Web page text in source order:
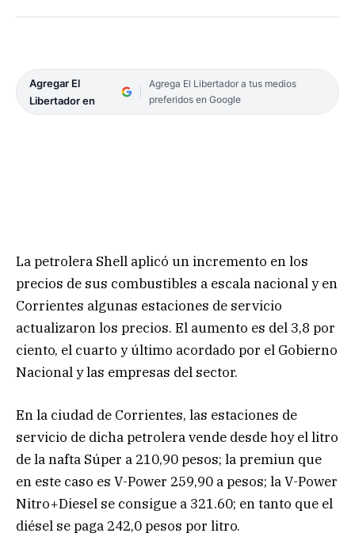
Agregar El
Libertador en
Agrega El Libertador a tus medios
preferidos en Google
La petrolera Shell aplicó un incremento en los
precios de sus combustibles a escala nacional y en
Corrientes algunas estaciones de servicio
actualizaron los precios. El aumento es del 3,8 por
ciento, el cuarto y último acordado por el Gobierno
Nacional y las empresas del sector.
En la ciudad de Corrientes, las estaciones de
servicio de dicha petrolera vende desde hoy el litro
de la nafta Súper a 210,90 pesos; la premiun que
en este caso es V-Power 259,90 a pesos; la V-Power
Nitro+Diesel se consigue a 321.60; en tanto que el
diésel se paga 242,0 pesos por litro.